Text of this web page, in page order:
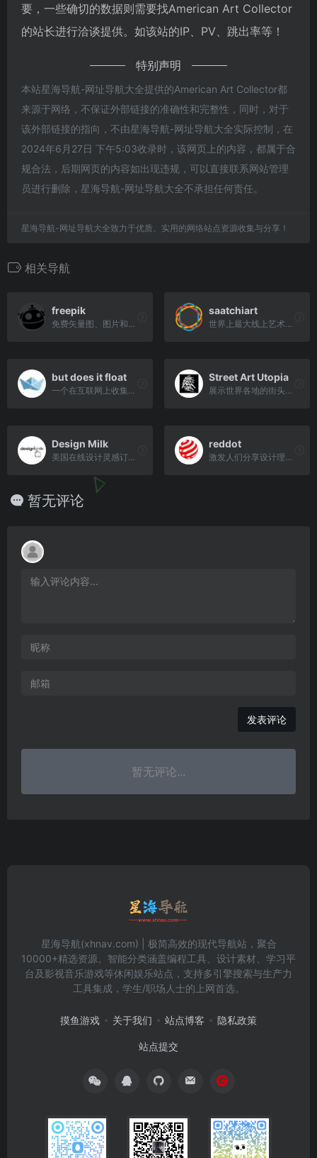
要，一些确切的数据则需要找American Art Collector
的站长进行洽谈提供。如该站的IP、PV、跳出率等！
特别声明
本站星海导航-网址导航大全提供的American Art Collector都
来源于网络，不保证外部链接的准确性和完整性，同时，对于
该外部链接的指向，不由星海导航-网址导航大全实际控制，在
2024年6月27日 下午5:03收录时，该网页上的内容，都属于合
规合法，后期网页的内容如出现违规，可以直接联系网站管理
员进行删除，星海导航-网址导航大全不承担任何责任。
星海导航-网址导航大全致力于优质、实用的网络站点资源收集与分享！
相关导航
freepik
免费矢量图、图片和PSD下载
saatchiart
世界上最大线上艺术馆之一
but does it float
一个在互联网上收集、整理和分享艺术作品的网站
Street Art Utopia
展示世界各地的街头艺术
Design Milk
美国在线设计灵感订阅网站
reddot
激发人们分享设计理念的热情
暂无评论
发表评论
暂无评论...
星海导航(xhnav.com) | 极简高效的现代导航站，聚合
10000+精选资源。智能分类涵盖编程工具、设计素材、学习平
台及影视音乐游戏等休闲娱乐站点，支持多引擎搜索与生产力
工具集成，学生/职场人士的上网首选。
摸鱼游戏 关于我们 站点博客 隐私政策
站点提交